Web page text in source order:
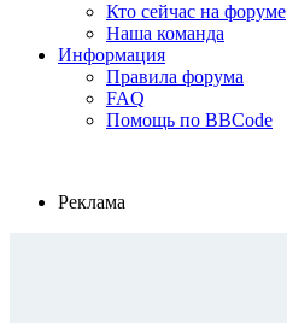
Кто сейчас на форуме
Наша команда
Информация
Правила форума
FAQ
Помощь по BBCode
Реклама